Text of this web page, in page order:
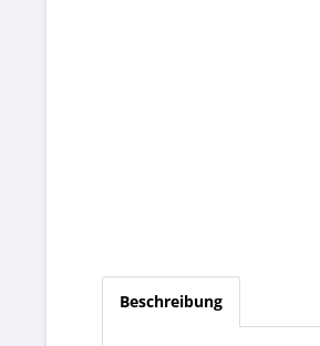
Beschreibung